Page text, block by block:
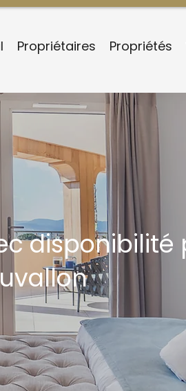
Propriétaires Propriétés